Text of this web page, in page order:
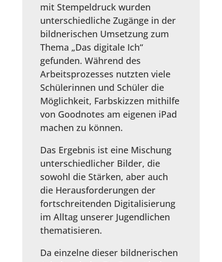
mit Stempeldruck wurden
unterschiedliche Zugänge in der
bildnerischen Umsetzung zum
Thema „Das digitale Ich“
gefunden. Während des
Arbeitsprozesses nutzten viele
Schülerinnen und Schüler die
Möglichkeit, Farbskizzen mithilfe
von Goodnotes am eigenen iPad
machen zu können.
Das Ergebnis ist eine Mischung
unterschiedlicher Bilder, die
sowohl die Stärken, aber auch
die Herausforderungen der
fortschreitenden Digitalisierung
im Alltag unserer Jugendlichen
thematisieren.
Da einzelne dieser bildnerischen